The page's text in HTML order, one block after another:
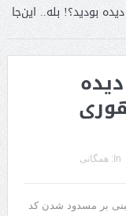
بودید؟! بله.. این‌جا
In: همگانی
بر مسدود شدن کد